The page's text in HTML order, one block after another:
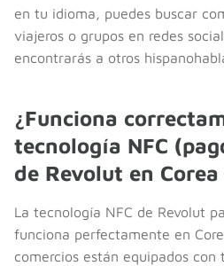
en tu idioma, puedes buscar
viajeros o grupos en redes
encontrarás a otros
¿Funciona
tecnología NFC
de Revolut en Corea
La tecnología NFC de Revolut
funciona perfectamente en
comercios están equipados